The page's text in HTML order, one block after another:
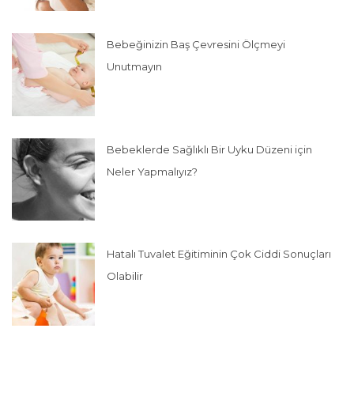
Bebeğinizin Baş Çevresini Ölçmeyi
Unutmayın
Bebeklerde Sağlıklı Bir Uyku Düzeni için
Neler Yapmalıyız?
Hatalı Tuvalet Eğitiminin Çok Ciddi Sonuçları
Olabilir